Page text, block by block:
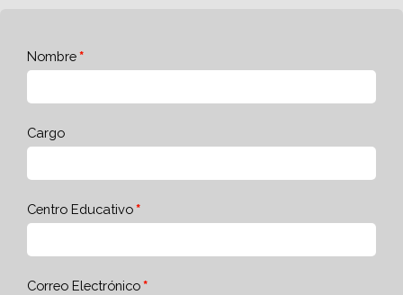
Nombre
Cargo
Centro Educativo
Correo Electrónico